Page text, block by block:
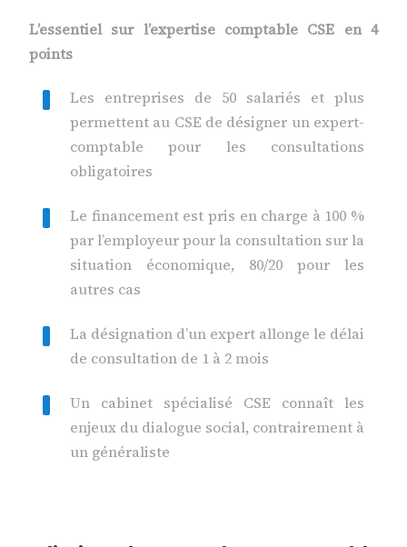
L’essentiel sur l’expertise comptable CSE en 4
points
Les entreprises de 50 salariés et plus
permettent au CSE de désigner un expert-
comptable pour les consultations
obligatoires
Le financement est pris en charge à 100 %
par l’employeur pour la consultation sur la
situation économique, 80/20 pour les
autres cas
La désignation d’un expert allonge le délai
de consultation de 1 à 2 mois
Un cabinet spécialisé CSE connaît les
enjeux du dialogue social, contrairement à
un généraliste